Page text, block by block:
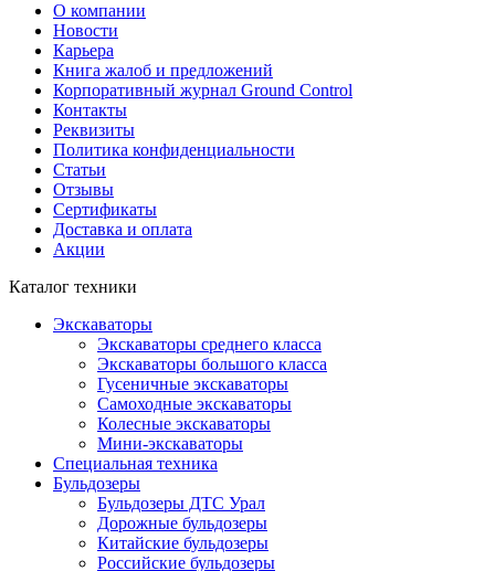
О компании
Новости
Карьера
Книга жалоб и предложений
Корпоративный журнал Ground Control
Контакты
Реквизиты
Политика конфиденциальности
Статьи
Отзывы
Сертификаты
Доставка и оплата
Акции
Каталог техники
Экскаваторы
Экскаваторы среднего класса
Экскаваторы большого класса
Гусеничные экскаваторы
Самоходные экскаваторы
Колесные экскаваторы
Мини-экскаваторы
Специальная техника
Бульдозеры
Бульдозеры ДТС Урал
Дорожные бульдозеры
Китайские бульдозеры
Российские бульдозеры